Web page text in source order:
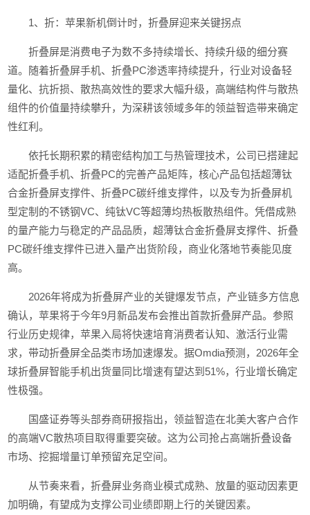
1、折：苹果新机倒计时，折叠屏迎来关键拐点
折叠屏是消费电子为数不多持续增长、持续升级的细分赛
道。随着折叠屏手机、折叠PC渗透率持续提升，行业对设备轻
量化、抗折损、散热高效性的要求大幅升级，高端结构件与散热
组件的价值量持续攀升，为深耕该领域多年的领益智造带来确定
性红利。
依托长期积累的精密结构加工与热管理技术，公司已搭建起
适配折叠手机、折叠PC的完善产品矩阵，核心产品包括超薄钛
合金折叠屏支撑件、折叠PC碳纤维支撑件，以及专为折叠屏机
型定制的不锈钢VC、纯钛VC等超薄均热板散热组件。凭借成熟
的量产能力与稳定的产品品质，超薄钛合金折叠屏支撑件、折叠
PC碳纤维支撑件已进入量产出货阶段，商业化落地节奏能见度
高。
2026年将成为折叠屏产业的关键爆发节点，产业链多方信息
确认，苹果将于今年9月新品发布会推出首款折叠屏产品。参照
行业历史规律，苹果入局将快速培育消费者认知、激活行业需
求，带动折叠屏全品类市场加速爆发。据Omdia预测，2026年全
球折叠屏智能手机出货量同比增速有望达到51%，行业增长确定
性极强。
国盛证券等头部券商研报指出，领益智造在北美大客户合作
的高端VC散热项目取得重要突破。这为公司抢占高端折叠设备
市场、挖掘增量订单预留充足空间。
从节奏来看，折叠屏业务商业模式成熟、放量的驱动因素更
加明确，有望成为支撑公司业绩即期上行的关键因素。